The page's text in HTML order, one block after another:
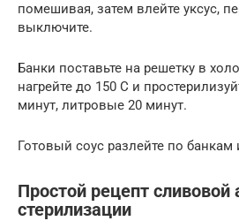
помешивая, затем влейте уксус,
выключите.
Банки поставьте на решетку в
нагрейте до 150 С и
минут, литровые 20 минут.
Готовый соус разлейте по банкам
Простой рецепт
стерилизации